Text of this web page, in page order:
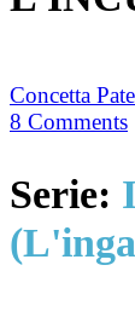
Concetta
8 Comments
Serie: